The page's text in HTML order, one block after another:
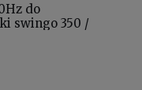
do
swingo 350 /